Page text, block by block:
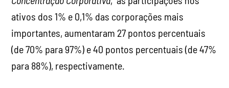
ativos dos 1% e 0,1% das corporações mais
importantes, aumentaram 27 pontos percentuais
(de 70% para 97%) e 40 pontos percentuais (de 47%
para 88%), respectivamente.